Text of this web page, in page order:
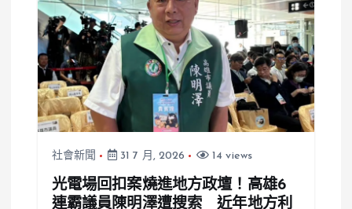
社會新聞 31 7 月, 2026 14 views
光電場回扣案燒進地方政壇！高雄6
連霸議員陳明澤遭搜索 近年地方利